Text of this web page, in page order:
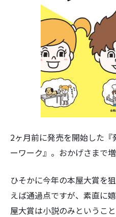
2ヶ月前に発売を開始した
ーワーク』。おかげさまで
ひそかに今年の本屋大賞を
えば通過点ですが、素直に
屋大賞は小説のみというこ